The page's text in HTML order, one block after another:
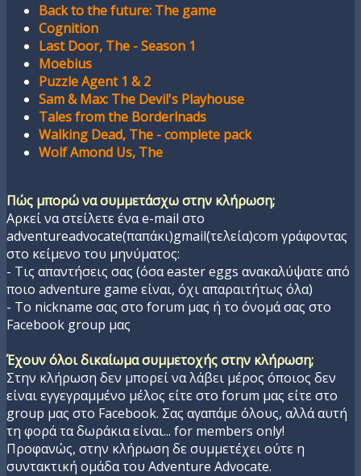
Back to the future: The game
Cognition
Last Door, The - Season 1
Moebius
Puzzle Agent 1 & 2
Sam & Max: The Devil's Playhouse
Tales from the Borderlnads
Walking Dead, The - complete pack
Wolf Amond Us, The
Πώς μπορώ να συμμετάσχω στην κλήρωση;
Αρκεί να στείλετε ένα e-mail στο
adventureadvocate(παπάκι)gmail(τελεία)com γράφοντας
στο κείμενο του μηνύματος:
- Τις απαντήσεις σας (όσα easter eggs ανακαλύψατε από
ποιο adventure game είναι, όχι απαραιτήτως όλα)
- Το nickname σας στο forum μας ή το όνομά σας στο
Facebook group μας
Έχουν όλοι δικαίωμα συμμετοχής στην κλήρωση;
Στην κλήρωση δεν μπορεί να λάβει μέρος όποιος δεν
είναι εγγεγραμμένο μέλος είτε στο forum μας είτε στο
group μας στο Facebook. Σας αγαπάμε όλους, αλλά αυτή
τη φορά τα δωράκια είναι... for members only!
Προφανώς, στην κλήρωση δε συμμετέχει ούτε η
συντακτική ομάδα του Adventure Advocate.